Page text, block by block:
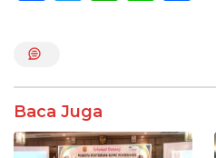
o
o p
Baca Juga